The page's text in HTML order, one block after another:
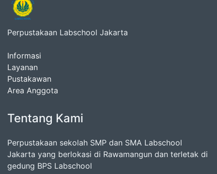
Perpustakaan Labschool Jakarta
Informasi
Layanan
Pustakawan
Area Anggota
Tentang Kami
Perpustakaan sekolah SMP dan SMA Labschool
Jakarta yang berlokasi di Rawamangun dan terletak di
gedung BPS Labschool